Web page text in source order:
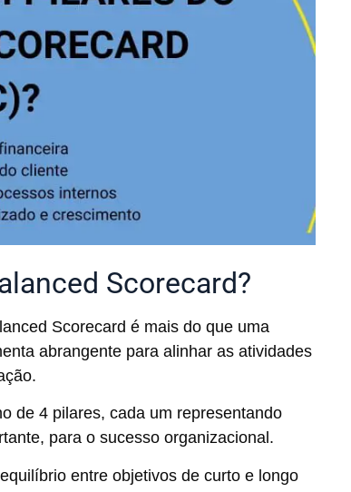
Scorecard?
Scorecard é mais do que uma
abrangente para alinhar as atividades
de 4 pilares, cada um representando
para o sucesso organizacional.
entre objetivos de curto e longo